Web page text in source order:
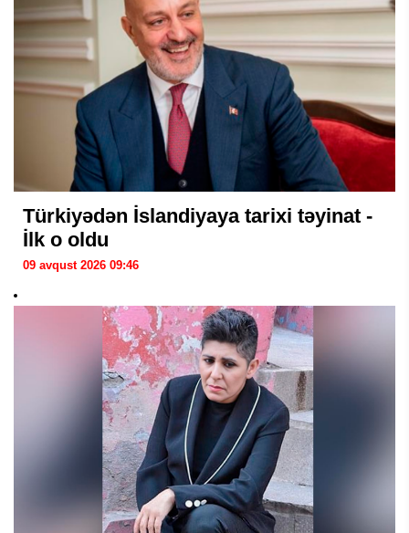
Türkiyədən İslandiyaya tarixi təyinat -
İlk o oldu
09 avqust 2026 09:46